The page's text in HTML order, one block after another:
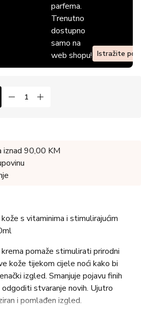
parfema.
Trenutno
dostupno
samo na
web shopu! Istražite
90,00 KM
s vitaminima i stimulirajućim
pomaže stimulirati prirodni
kože tijekom cijele noći kako bi
izgled. Smanjuje pojavu finih
stvaranje novih. Ujutro
i pomlađen izgled.